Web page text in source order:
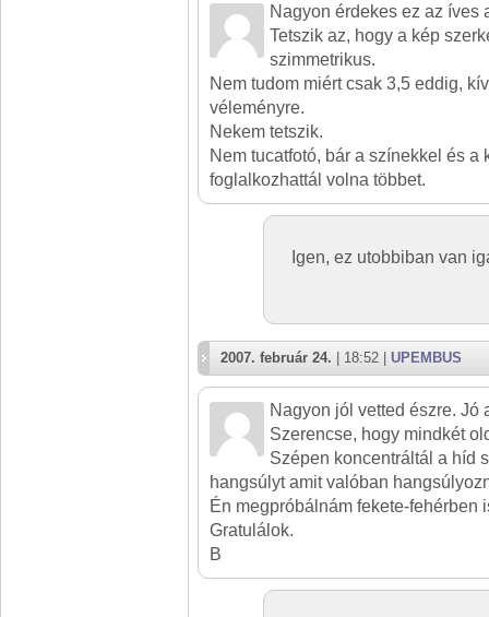
Nagyon érdekes ez az íves
Tetszik az, hogy a kép
szimmetrikus.
Nem tudom miért csak 3,5 eddig,
véleményre.
Nekem tetszik.
Nem tucatfotó, bár a színekkel és a
foglalkozhattál volna többet.
Igen, ez utobbiban van
2007. február 24. | 18:52 | UPEMBUS
Nagyon jól vetted észre. Jó
Szerencse, hogy mindkét
Szépen koncentráltál a híd
hangsúlyt amit valóban
Én megpróbálnám fekete-fehérben
Gratulálok.
B